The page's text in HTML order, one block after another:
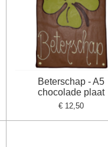
Beterschap - A5
chocolade plaat
€ 12,50